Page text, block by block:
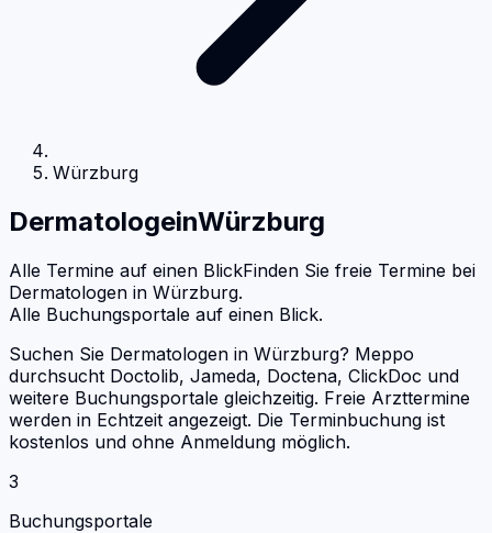
Würzburg
DermatologeinWürzburg
Alle Termine auf einen BlickFinden Sie freie Termine bei
Dermatologen in Würzburg.
Alle Buchungsportale auf einen Blick.
Suchen Sie Dermatologen in Würzburg? Meppo
durchsucht Doctolib, Jameda, Doctena, ClickDoc und
weitere Buchungsportale gleichzeitig. Freie Arzttermine
werden in Echtzeit angezeigt. Die Terminbuchung ist
kostenlos und ohne Anmeldung möglich.
3
Buchungsportale